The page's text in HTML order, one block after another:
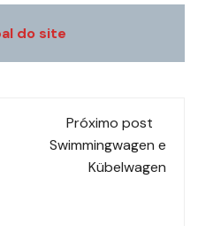
do site
Próximo post
Swimmingwagen e
Kübelwagen